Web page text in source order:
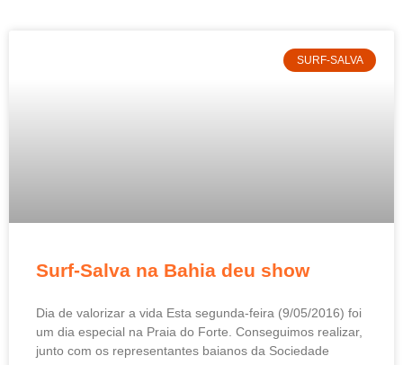
SURF-SALVA
Surf-Salva na Bahia deu show
Dia de valorizar a vida Esta segunda-feira (9/05/2016) foi
um dia especial na Praia do Forte. Conseguimos realizar,
junto com os representantes baianos da Sociedade